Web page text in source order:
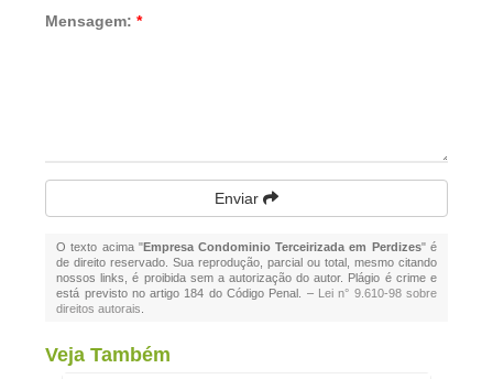
Mensagem:*
Enviar
O texto acima "Empresa Condominio Terceirizada em Perdizes" é
de direito reservado. Sua reprodução, parcial ou total, mesmo citando
nossos links, é proibida sem a autorização do autor. Plágio é crime e
está previsto no artigo 184 do Código Penal. – Lei n° 9.610-98 sobre
direitos autorais
Veja Também